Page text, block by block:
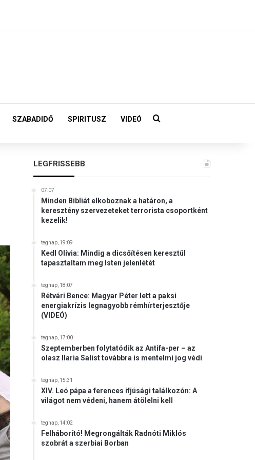
SZABADIDŐ SPIRITUSZ VIDEÓ Keresés:
LEGFRISSEBB
07:07
Minden Bibliát elkoboznak a határon, a
keresztény szervezeteket terrorista csoportként
kezelik!
tegnap, 19:09
Kedl Olívia: Mindig a dicsőítésen keresztül
tapasztaltam meg Isten jelenlétét
tegnap, 18:07
Rétvári Bence: Magyar Péter lett a paksi
energiakrízis legnagyobb rémhírterjesztője
(VIDEÓ)
tegnap, 17:00
Szeptemberben folytatódik az Antifa-per – az
olasz Ilaria Salist továbbra is mentelmi jog védi
tegnap, 15:31
XIV. Leó pápa a ferences ifjúsági találkozón: A
világot nem védeni, hanem átölelni kell
tegnap, 14:02
Felháborító! Megrongálták Radnóti Miklós
szobrát a szerbiai Borban